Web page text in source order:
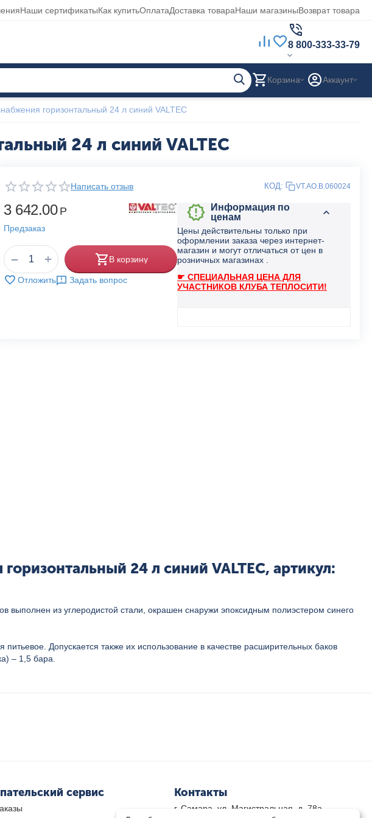
Наши сертификатыКак купитьОплатаДоставка товараНаши магазиныВозврат товара
8 800-333-33-79
Корзина Аккаунт
горизонтальный 24 л синий VALTEC
24 л синий VALTEC
Написать отзыв КОД: VT.AO.B.060024
3 642.00 Р
Предзаказ
+
− В корзину
Отложить Задать вопрос
Информация по
ценам
Цены действительны только при
оформлении заказа через интернет-
магазин и могут отличаться от цен в
розничных магазинах .
☛ СПЕЦИАЛЬНАЯ ЦЕНА ДЛЯ
УЧАСТНИКОВ КЛУБА ТЕПЛОСИТИ!
24 л синий VALTEC, артикул:
из углеродистой стали, окрашен снаружи эпоксидным полиэстером синего
Допускается также их использование в качестве расширительных баков
– 1,5 бара.
сервис Контакты
г. Самара, ул. Магистральная, д. 78а